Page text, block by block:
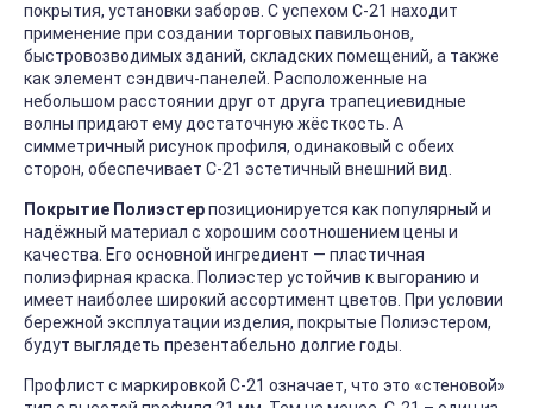
покрытия, установки заборов. С успехом С-21 находит
применение при создании торговых павильонов,
быстровозводимых зданий, складских помещений, а также
как элемент сэндвич-панелей. Расположенные на
небольшом расстоянии друг от друга трапециевидные
волны придают ему достаточную жёсткость. А
симметричный рисунок профиля, одинаковый с обеих
сторон, обеспечивает С-21 эстетичный внешний вид.
Покрытие Полиэстерпозиционируется как популярный и
надёжный материал с хорошим соотношением цены и
качества. Его основной ингредиент — пластичная
полиэфирная краска. Полиэстер устойчив к выгоранию и
имеет наиболее широкий ассортимент цветов. При условии
бережной эксплуатации изделия, покрытые Полиэстером,
будут выглядеть презентабельно долгие годы.
Профлист с маркировкой С-21 означает, что это «стеновой»